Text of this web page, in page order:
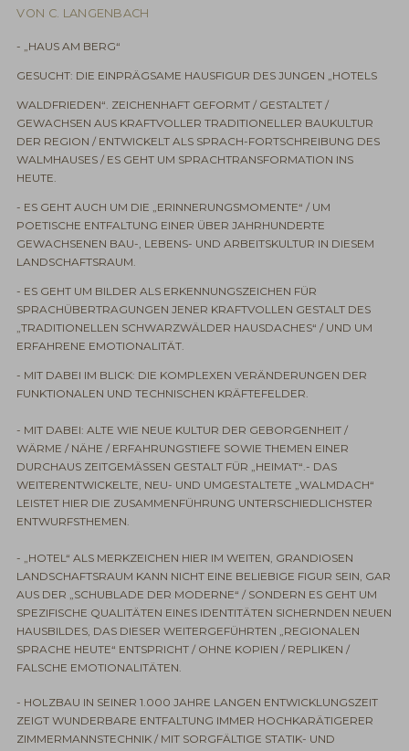
VON C. LANGENBACH
- „HAUS AM BERG“
GESUCHT: DIE EINPRÄGSAME HAUSFIGUR DES JUNGEN „HOTELS
WALDFRIEDEN“. ZEICHENHAFT GEFORMT / GESTALTET /
GEWACHSEN AUS KRAFTVOLLER TRADITIONELLER BAUKULTUR
DER REGION / ENTWICKELT ALS SPRACH-FORTSCHREIBUNG DES
WALMHAUSES / ES GEHT UM SPRACHTRANSFORMATION INS
HEUTE.
- ES GEHT AUCH UM DIE „ERINNERUNGSMOMENTE“ / UM
POETISCHE ENTFALTUNG EINER ÜBER JAHRHUNDERTE
GEWACHSENEN BAU-, LEBENS- UND ARBEITSKULTUR IN DIESEM
LANDSCHAFTSRAUM.
- ES GEHT UM BILDER ALS ERKENNUNGSZEICHEN FÜR
SPRACHÜBERTRAGUNGEN JENER KRAFTVOLLEN GESTALT DES
„TRADITIONELLEN SCHWARZWÄLDER HAUSDACHES“ / UND UM
ERFAHRENE EMOTIONALITÄT.
- MIT DABEI IM BLICK: DIE KOMPLEXEN VERÄNDERUNGEN DER
FUNKTIONALEN UND TECHNISCHEN KRÄFTEFELDER.
- MIT DABEI: ALTE WIE NEUE KULTUR DER GEBORGENHEIT /
WÄRME / NÄHE / ERFAHRUNGSTIEFE SOWIE THEMEN EINER
DURCHAUS ZEITGEMÄSSEN GESTALT FÜR „HEIMAT“.- DAS
WEITERENTWICKELTE, NEU- UND UMGESTALTETE „WALMDACH“
LEISTET HIER DIE ZUSAMMENFÜHRUNG UNTERSCHIEDLICHSTER
ENTWURFSTHEMEN.
- „HOTEL“ ALS MERKZEICHEN HIER IM WEITEN, GRANDIOSEN
LANDSCHAFTSRAUM KANN NICHT EINE BELIEBIGE FIGUR SEIN, GAR
AUS DER „SCHUBLADE DER MODERNE“ / SONDERN ES GEHT UM
SPEZIFISCHE QUALITÄTEN EINES IDENTITÄTEN SICHERNDEN NEUEN
HAUSBILDES, DAS DIESER WEITERGEFÜHRTEN „REGIONALEN
SPRACHE HEUTE“ ENTSPRICHT / OHNE KOPIEN / REPLIKEN /
FALSCHE EMOTIONALITÄTEN.
- HOLZBAU IN SEINER 1.000 JAHRE LANGEN ENTWICKLUNGSZEIT
ZEIGT WUNDERBARE ENTFALTUNG IMMER HOCHKARÄTIGERER
ZIMMERMANNSTECHNIK / MIT SORGFÄLTIGE STATIK- UND